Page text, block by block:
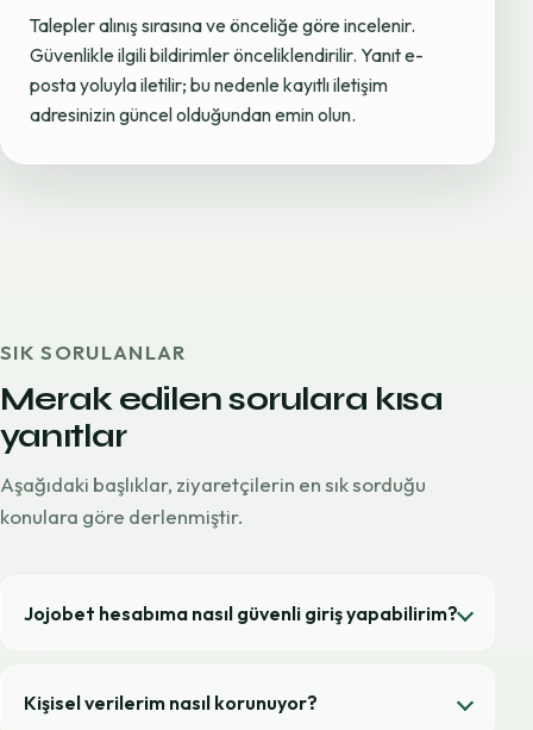
Talepler alınış sırasına ve önceliğe göre incelenir.
Güvenlikle ilgili bildirimler önceliklendirilir. Yanıt e-
posta yoluyla iletilir; bu nedenle kayıtlı iletişim
adresinizin güncel olduğundan emin olun.
SIK SORULANLAR
Merak edilen sorulara kısa
yanıtlar
Aşağıdaki başlıklar, ziyaretçilerin en sık sorduğu
konulara göre derlenmiştir.
Jojobet hesabıma nasıl güvenli giriş yapabilirim?
Kişisel verilerim nasıl korunuyor?